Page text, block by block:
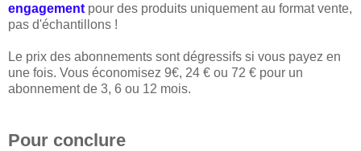
engagement pour des produits uniquement au format vente,
pas d'échantillons !
Le prix des abonnements sont dégressifs si vous payez en
une fois. Vous économisez 9€, 24 € ou 72 € pour un
abonnement de 3, 6 ou 12 mois.
Pour conclure